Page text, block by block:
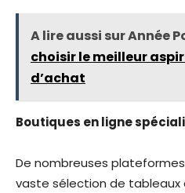
A lire aussi sur Année
choisir le meilleur
d’achat
Boutiques en ligne
De nombreuses
vaste sélection de tableaux